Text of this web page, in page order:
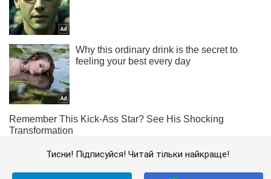
Тисни! Підписуйся! Читай тільки найкраще!